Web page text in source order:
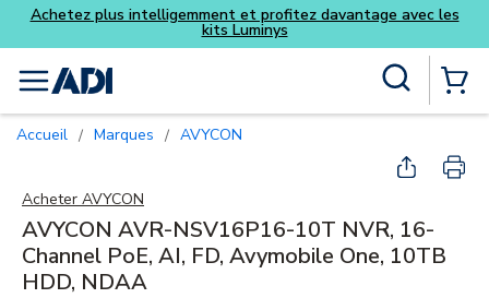
Skip to main content
davantage avec les
menu
Accueil / Marques / AVYCON
Acheter AVYCON
AVYCON AVR-NSV16P16-10T NVR, 16-
Channel PoE, AI, FD, Avymobile One, 10TB
HDD, NDAA